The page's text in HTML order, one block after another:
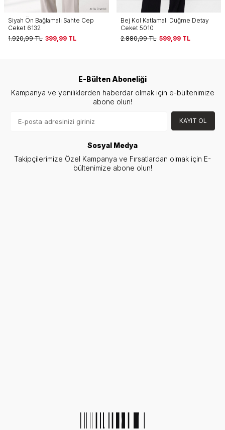
Bej Kol Katlamalı Düğme Detay
Ceket 5010
2.880,99TL 599,99TL
Sarı Cep Detay Ceket 6023-3
3.074,00TL
E-Bülten Aboneliği
Kampanya ve yeniliklerden haberdar olmak için e-bültenimize
abone olun!
KAYIT OL
Sosyal Medya
Takipçilerimize Özel Kampanya ve Fırsatlardan olmak için E-
bültenimize abone olun!